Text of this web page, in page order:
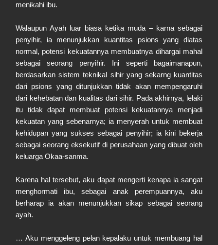
menikahi ibu.
Walaupun Ayah luar biasa ketika muda – karna sebagai
penyihir, ia menunjukkan kuantitas psions yang diatas
normal, potensi kekuatannya membuatnya dihargai mahal
sebagai seorang penyihir. Ini seperti bagaimanapun,
berdasarkan sistem teknikal sihir yang sekarng kuantitas
dari psions yang ditunjukkan tidak akan mempengaruhi
dari kehebatan dan kualitas dari sihir. Pada akhirnya, lelaki
itu tidak dapat membuat potensi kekuatannya menjadi
kekuatan yang sebenarnya; ia menyerah untuk membuat
kehidupan yang sukses sebagai penyihir; ia kini bekerja
sebagai seorang eksekutif di perusahaan yang dibuat oleh
keluarga Okaa-sanma.
Karena hal tersebut, aku dapat mengerti kenapa ia sangat
menghormati ibu, sebagai anak perempuannya, aku
berharap ia akan menunjukkan sikap sebagai seorang
ayah.
… Aku menggeleng pelan kepalaku untuk membuang hal